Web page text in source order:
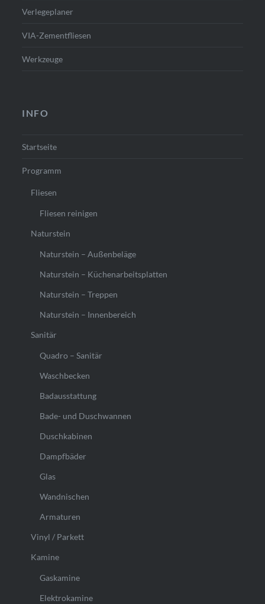
Verlegeplaner
VIA-Zementfliesen
Werkzeuge
INFO
Startseite
Programm
Fliesen
Fliesen reinigen
Naturstein
Naturstein – Außenbeläge
Naturstein – Küchenarbeitsplatten
Naturstein – Treppen
Naturstein – Innenbereich
Sanitär
Quadro – Sanitär
Waschbecken
Badausstattung
Bade- und Duschwannen
Duschkabinen
Dampfbäder
Glas
Wandnischen
Armaturen
Vinyl / Parkett
Kamine
Gaskamine
Elektrokamine